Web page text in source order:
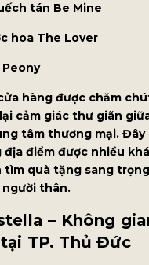
tán Be Mine
hoa The Lover
Peony
hàng được chăm
cảm giác thư giãn
tâm thương mại. Đây
điểm được nhiều
tìm quà tặng sang trọng
thân.
– Không
TP. Thủ Đức